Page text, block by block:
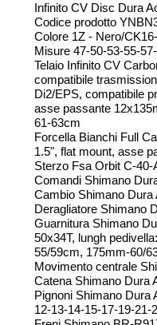
Infinito CV Disc Dura
Codice prodotto
Colore 1Z - Nero/
Misure 47-50-53-55-
Telaio Infinito CV
compatibile
Di2/EPS, compatibile
asse passante
61-63cm
Forcella Bianchi Full
1.5", flat mount, asse
Sterzo Fsa Orbit C-40-
Comandi Shimano
Cambio Shimano
Deragliatore Shimano
Guarnitura Shimano
50x34T, lungh
55/59cm, 175mm-60/
Movimento centrale
Catena Shimano Dura
Pignoni Shimano Dura
12-13-14-15-17-19-21-